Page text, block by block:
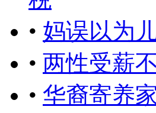
• 妈误以为
• 两性受薪
• 华裔寄养